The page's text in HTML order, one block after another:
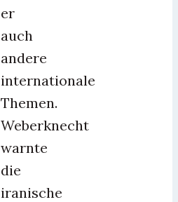
er
auch
andere
internationale
Themen.
Weberknecht
warnte
die
iranische